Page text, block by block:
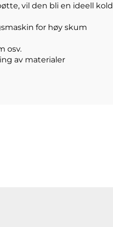
vil den bli en ideell kold
for høy skum
osv.
av materialer